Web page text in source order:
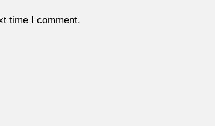
time I comment.